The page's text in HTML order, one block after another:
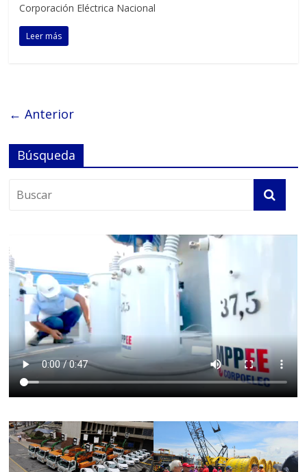
Corporación Eléctrica Nacional
Leer más
← Anterior
Búsqueda